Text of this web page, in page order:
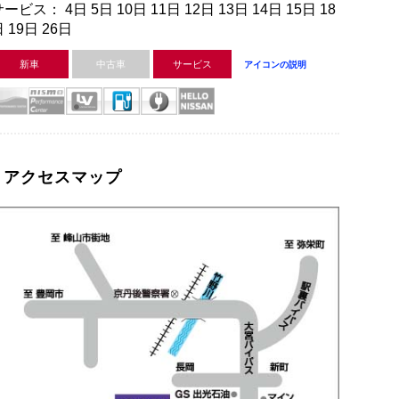
ービス： 4日 5日 10日 11日 12日 13日 14日 15日 18
19日 26日
新車 中古車 サービス アイコンの説明
アクセスマップ